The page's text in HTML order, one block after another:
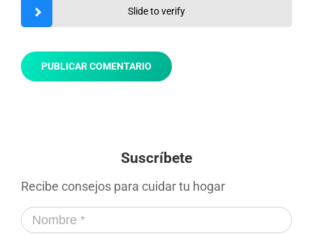
Slide to verify
Suscríbete
Recibe consejos para cuidar tu hogar